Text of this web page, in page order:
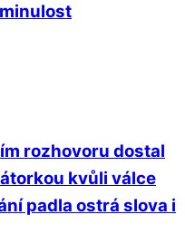
rozhovoru dostal
kvůli válce
padla ostrá slova i